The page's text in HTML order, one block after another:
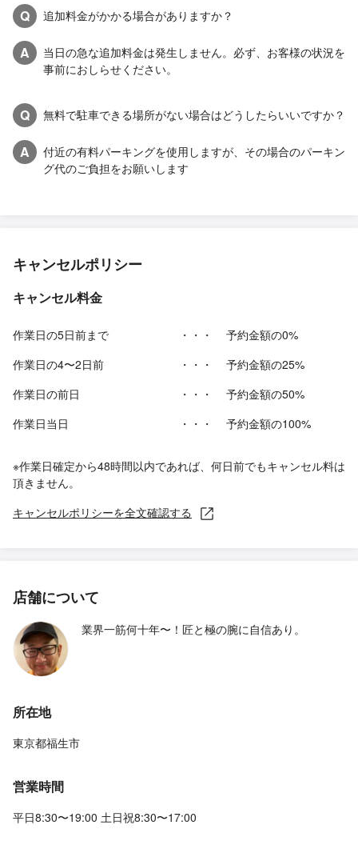
Q
追加料金がかかる場合がありますか？
A
当日の急な追加料金は発生しません。必ず、お客様の状況を
事前におしらせください。
Q 無料で駐車できる場所がない場合はどうしたらいいですか？
A
付近の有料パーキングを使用しますが、その場合のパーキン
グ代のご負担をお願いします
キャンセルポリシー
キャンセル料金
作業日の5日前まで ・・・
予約金額の0%
作業日の4〜2日前
・・・
予約金額の25%
作業日の前日
・・・
予約金額の50%
作業日当日
・・・ 予約金額の100%
※作業日確定から48時間以内であれば、何日前でもキャンセル料は
頂きません。
キャンセルポリシーを全文確認する
店舗について
業界一筋何十年〜！匠と極の腕に自信あり。
所在地
東京都福生市
営業時間
平日8:30〜19:00 土日祝8:30〜17:00